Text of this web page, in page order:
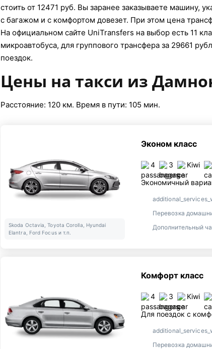
стоить от 12471 руб. Вы заранее заказываете машину,
с багажом и с комфортом довезет. При этом цена
На официальном сайте UniTransfers на выбор есть 11
микроавтобуса, для группового трансфера за 29661
поездок.
Цены на такси из
Расстояние: 120 км. Время в пути: 105 мин.
Skoda Octavia, Toyota Corolla, Hyundai
Elantra, Ford Focus и т.п.
Эконом класс
4 3 Kiwi
Экономичный
Перевозка
Дополнительный
Комфорт класс
4 3 Kiwi
Для поездок с
Перевозка